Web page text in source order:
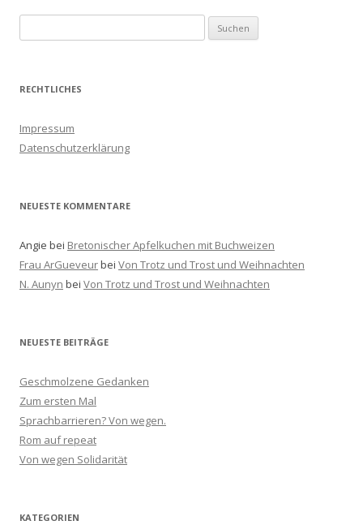
u
h
n
a
:
RECHTLICHES
Impressum
Datenschutzerklärung
NEUESTE KOMMENTARE
Angie bei Bretonischer Apfelkuchen mit Buchweizen
Frau ArGueveurbei Von Trotz und Trost und Weihnachten
N. Aunyn bei Von Trotz und Trost und Weihnachten
NEUESTE BEITRÄGE
Geschmolzene Gedanken
Zum ersten Mal
Sprachbarrieren? Von wegen.
Rom auf repeat
Von wegen Solidarität
KATEGORIEN